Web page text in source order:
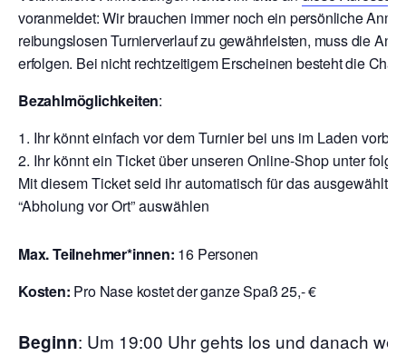
voranmeldet: Wir brauchen immer noch ein persönliche
reibungslosen Turnierverlauf zu gewährleisten, muss die
erfolgen. Bei nicht rechtzeitigem Erscheinen besteht die
Bezahlmöglichkeiten:
Ihr könnt einfach vor dem Turnier bei uns im Laden
Ihr könnt ein Ticket über unseren Online-Shop unter
Mit diesem Ticket seid ihr automatisch für das
“Abholung vor Ort” auswählen
Max. Teilnehmer*innen: 16 Personen
Kosten: Pro Nase kostet der ganze Spaß 25,- €
Beginn: Um 19:00 Uhr gehts los und danach